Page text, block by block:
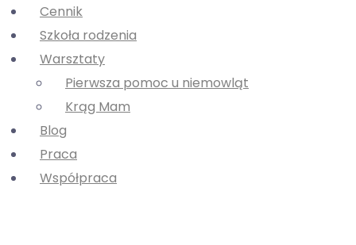
Cennik
Szkoła rodzenia
Warsztaty
Pierwsza pomoc u niemowląt
Krąg Mam
Blog
Praca
Współpraca